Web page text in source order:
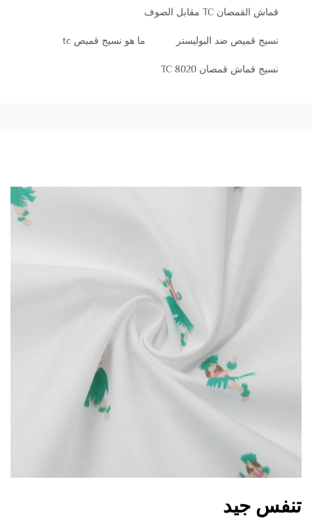
قماش القمصان TC مقابل الصوف
نسيج قميص ضد البوليستر ما هو نسيج قميص tc
نسيج قماش قمصان TC 8020
تنفس جيد